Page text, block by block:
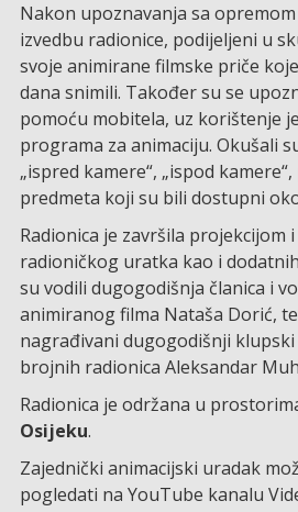
Nakon upoznavanja sa
izvedbu radionice, podijeljeni u
svoje animirane filmske priče
dana snimili. Također su se
pomoću mobitela, uz korištenje
programa za animaciju. Okušali
„ispred kamere“, „ispod
predmeta koji su bili dostupni
Radionica je završila projekcijom
radioničkog uratka kao i
su vodili dugogodišnja članica i
animiranog filma Nataša Dorić,
nagrađivani dugogodišnji
brojnih radionica Aleksandar
Radionica je održana u
Osijeku.
Zajednički animacijski uradak
pogledati na YouTube kanalu